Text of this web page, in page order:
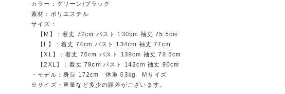
カラー：グリーン/ブラック
素材：ポリエステル
サイズ：
【M】：着丈 72cm バスト 130cm 袖丈 75.5cm
【L】：着丈 74cm バスト 134cm 袖丈 77cm
【XL】：着丈 76cm バスト 138cm 袖丈 78.5cm
【2XL】：着丈 78cm バスト 142cm 袖丈 80cm
・モデル：身長 172cm 体重 63kg Mサイズ
※サイズ・重量など多少の誤差がございます。